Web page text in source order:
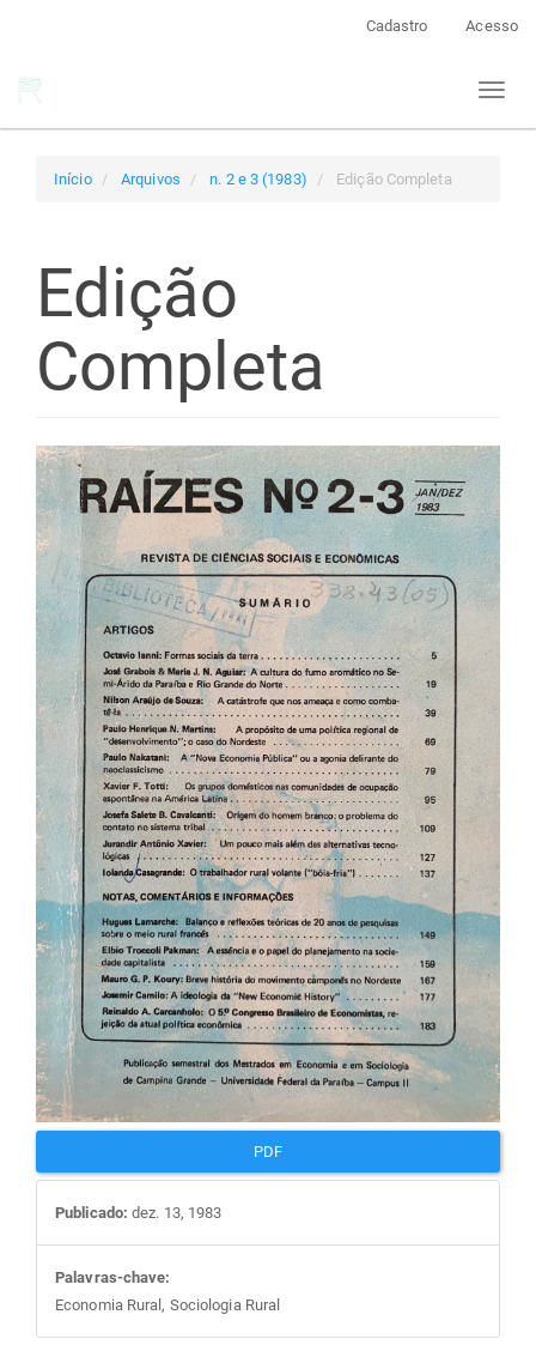
Cadastro Acesso
Toggle
Início Arquivos n. 2 e 3 (1983) Edição Completa
Edição
Completa
Barra
lateral
de
artigos
PDF
Publicado: dez. 13, 1983
Palavras-chave:
Economia Rural, Sociologia Rural